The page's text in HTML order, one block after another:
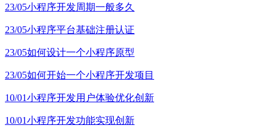
23/05小程序开发周期一般多久
23/05小程序平台基础注册认证
23/05如何设计一个小程序原型
23/05如何开始一个小程序开发项目
10/01小程序开发用户体验优化创新
10/01小程序开发功能实现创新